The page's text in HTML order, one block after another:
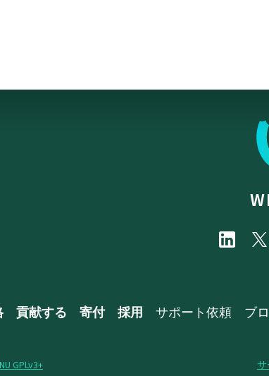
貢献する 寄付 採用 サポート依頼 ブ
GPLv3+